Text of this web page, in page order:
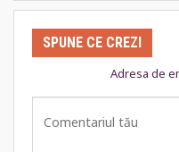
SPUNE CE CREZI
Adresa de